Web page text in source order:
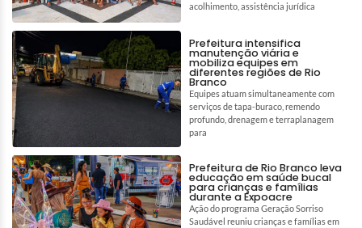
acolhimento, assistência jurídica
Prefeitura intensifica
manutenção viária e
mobiliza equipes em
diferentes regiões de Rio
Branco
Equipes atuam simultaneamente com
serviços de tapa-buraco, remendo
profundo, drenagem e terraplanagem
para
Prefeitura de Rio Branco leva
educação em saúde bucal
para crianças e famílias
durante a Expoacre
Ação do programa Geração Sorriso
Saudável reuniu crianças e famílias em